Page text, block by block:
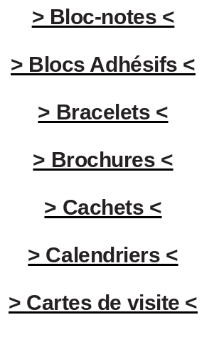
> Bloc-notes <
> Blocs Adhésifs <
> Bracelets <
> Brochures <
> Cachets <
> Calendriers <
> Cartes de visite <